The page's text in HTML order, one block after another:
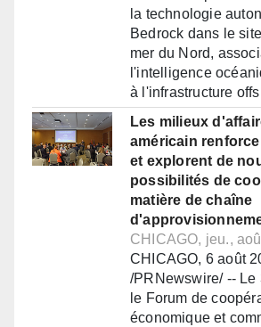
la technologie
Bedrock dans le
mer du Nord,
l'intelligence
à l'infrastructure
Les milieux
américain
et explorent de
possibilités de
matière de chaîne
CHICAGO, jeu.,
CHICAGO, 6 août
/PRNewswire/ -- Le
le Forum de
économique et